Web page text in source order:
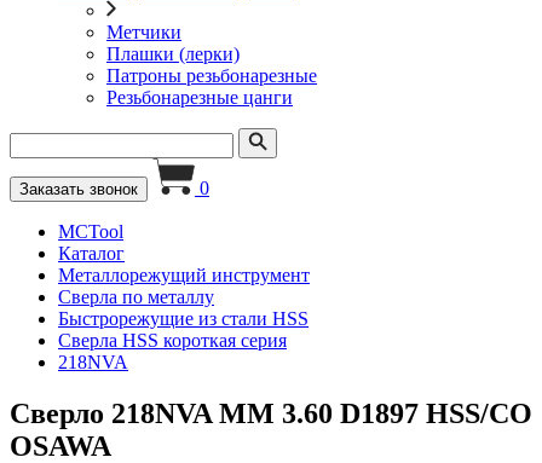
Метчики
Плашки (лерки)
Патроны резьбонарезные
Резьбонарезные цанги
Заказать звонок 0
MCTool
Каталог
Металлорежущий инструмент
Сверла по металлу
Быстрорежущие из стали HSS
Сверла HSS короткая серия
218NVA
Сверло 218NVA MM 3.60 D1897 HSS/CO
OSAWA